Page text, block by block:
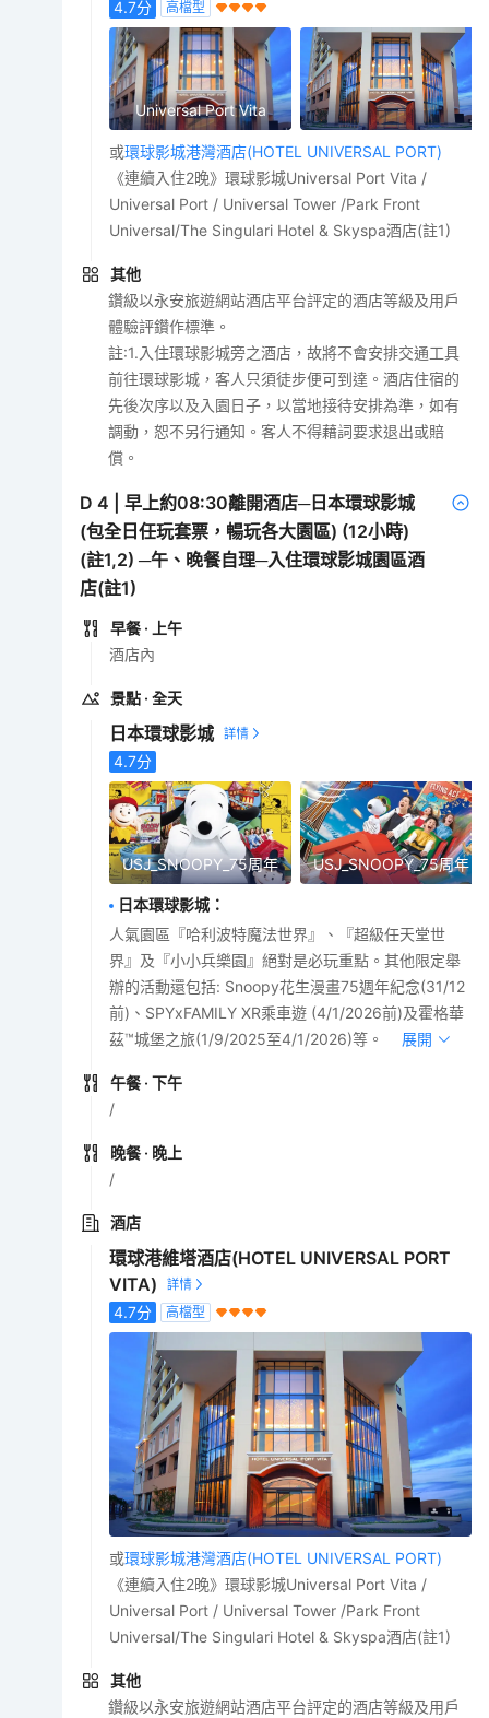
4.7分 高檔型
Universal Port Vita
或環球影城港灣酒店(HOTEL UNIVERSAL PORT)
《連續入住2晚》環球影城Universal Port Vita /
Universal Port / Universal Tower /Park Front
Universal/The Singulari Hotel & Skyspa酒店(註1)
其他
鑽級以永安旅遊網站酒店平台評定的酒店等級及用戶
體驗評鑽作標準。
註:1.入住環球影城旁之酒店，故將不會安排交通工具
前往環球影城，客人只須徒步便可到達。酒店住宿的
先後次序以及入園日子，以當地接待安排為準，如有
調動，恕不另行通知。客人不得藉詞要求退出或賠
償。
D4 |早上約08:30離開酒店─日本環球影城
(包全日任玩套票，暢玩各大園區) (12小時)
(註1,2) ─午、晚餐自理─入住環球影城園區酒
店(註1)
早餐 · 上午
酒店內
景點 · 全天
日本環球影城
4.7分
USJ_SNOOPY_75周年 USJ_SNOOPY_75周年
日本環球影城：
人氣園區『哈利波特魔法世界』、『超級任天堂世
界』及『小小兵樂園』絕對是必玩重點。其他限定舉
辦的活動還包括: Snoopy花生漫畫75週年紀念(31/12
前)、SPYxFAMILY XR乘車遊 (4/1/2026前)及霍格華
茲™城堡之旅(1/9/2025至4/1/2026)等。
展開
午餐 · 下午
/
晚餐 · 晚上
/
酒店
環球港維塔酒店(HOTEL UNIVERSAL PORT
VITA)
4.7分 高檔型
或環球影城港灣酒店(HOTEL UNIVERSAL PORT)
《連續入住2晚》環球影城Universal Port Vita /
Universal Port / Universal Tower /Park Front
Universal/The Singulari Hotel & Skyspa酒店(註1)
其他
鑽級以永安旅遊網站酒店平台評定的酒店等級及用戶